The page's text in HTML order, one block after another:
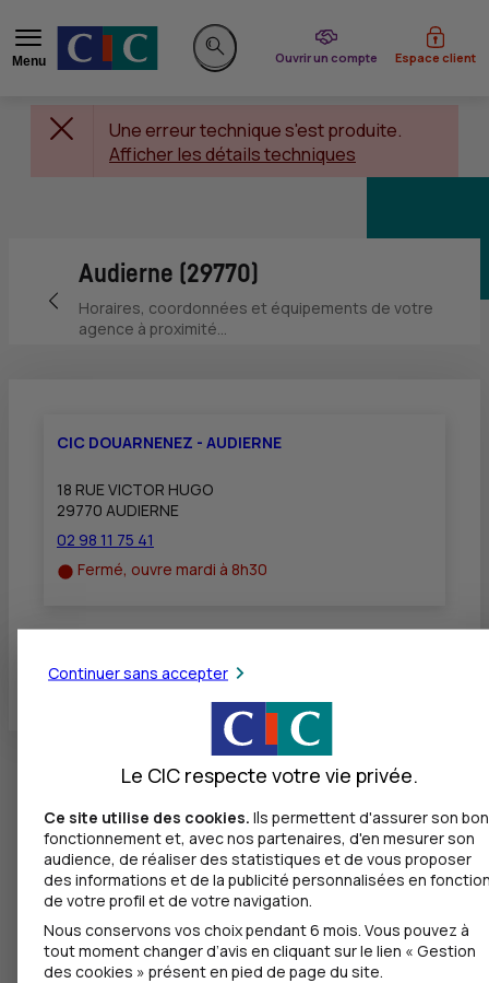
Menu
Rechercher sur le site
Ouvrir un compte
du CIC Espace client
Une erreur technique s'est produite.
Afficher les détails techniques
Retour vers la page précédente
Audierne (29770)
Horaires, coordonnées et équipements de votre
agence à proximité...
CIC DOUARNENEZ - AUDIERNE
18 RUE VICTOR HUGO
29770 AUDIERNE
02 98 11 75 41
Fermé, ouvre mardi à 8h30
Toutes les localités
Continuer sans accepter
Le CIC respecte votre vie privée.
Ce site utilise des cookies. Ils permettent d'assurer son bon
fonctionnement et, avec nos partenaires, d'en mesurer son
audience, de réaliser des statistiques et de vous proposer
des informations et de la publicité personnalisées en
de votre profil et de votre navigation.
Nous conservons vos choix pendant 6 mois. Vous pouvez à
tout moment changer d’avis en cliquant sur le lien « Gestion
des cookies » présent en pied de page du site.